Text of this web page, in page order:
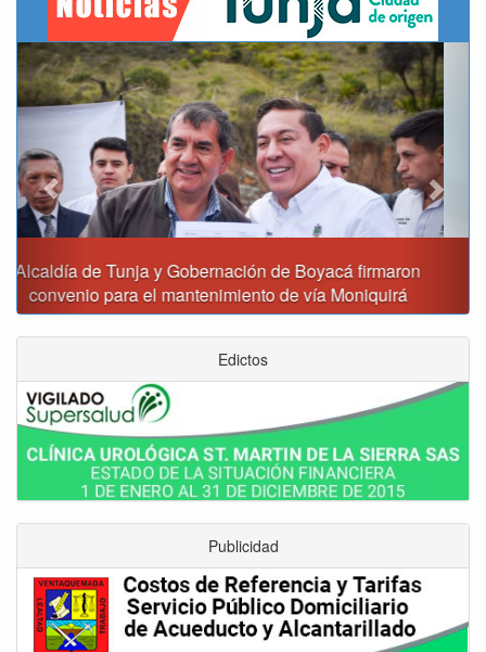
Reporte del tiempo en Boyacá para el viernes
Previous Next
Edictos
Publicidad